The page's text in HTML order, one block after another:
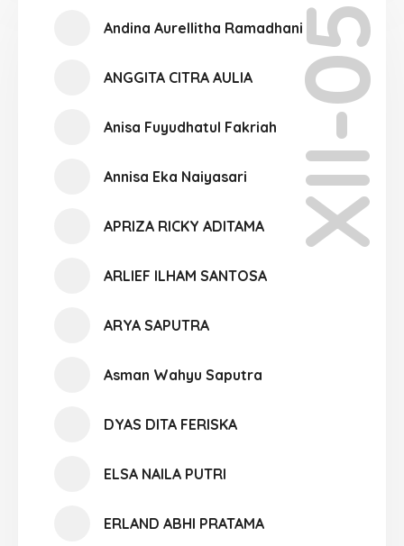
XII-05
Andina Aurellitha Ramadhani
ANGGITA CITRA AULIA
Anisa Fuyudhatul Fakriah
Annisa Eka Naiyasari
APRIZA RICKY ADITAMA
ARLIEF ILHAM SANTOSA
ARYA SAPUTRA
Asman Wahyu Saputra
DYAS DITA FERISKA
ELSA NAILA PUTRI
ERLAND ABHI PRATAMA